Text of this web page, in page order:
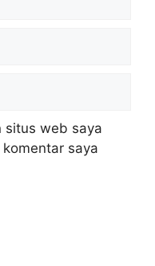
situs web saya
saya